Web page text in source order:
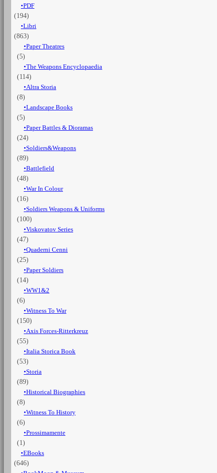
secolo
d.C.
edizione
color)
quantità
PDF
(194)
Libri
(863)
Paper Theatres
(5)
The Weapons Encyclopaedia
(114)
Altra Storia
(8)
Landscape Books
(5)
Paper Battles & Dioramas
(24)
Soldiers&Weapons
(89)
Battlefield
(48)
War In Colour
(16)
Soldiers Weapons & Uniforms
(100)
Viskovatov Series
(47)
Quaderni Cenni
(25)
Paper Soldiers
(14)
WW1&2
(6)
Witness To War
(150)
Axis Forces-Ritterkreuz
(55)
Italia Storica Book
(53)
Storia
(89)
Historical Biographies
(8)
Witness To History
(6)
Prossimamente
(1)
EBooks
(646)